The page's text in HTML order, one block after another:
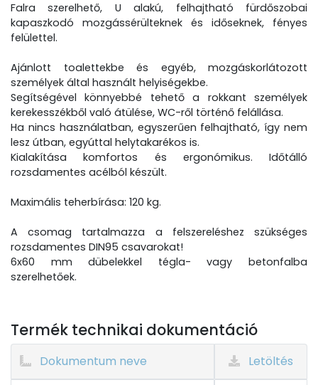
Falra szerelhető, U alakú, felhajtható fürdőszobai
kapaszkodó mozgássérülteknek és időseknek, fényes
felülettel.
Ajánlott toalettekbe és egyéb, mozgáskorlátozott
személyek által használt helyiségekbe.
Segítségével könnyebbé tehető a rokkant személyek
kerekesszékből való átülése, WC-ről történő felállása.
Ha nincs használatban, egyszerűen felhajtható, így nem
lesz útban, egyúttal helytakarékos is.
Kialakítása komfortos és ergonómikus. Időtálló
rozsdamentes acélból készült.
Maximális teherbírása: 120 kg.
A csomag tartalmazza a felszereléshez szükséges
rozsdamentes DIN95 csavarokat!
6x60 mm dübelekkel tégla- vagy betonfalba
szerelhetőek.
Termék technikai dokumentáció
Dokumentum neve Letöltés